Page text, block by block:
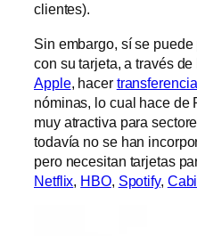
clientes).
Sin embargo, sí se
con su tarjeta, a través
Apple, hacer
nóminas, lo cual hace de
muy atractiva para
todavía no se han
pero necesitan tarjetas
Netflix, HBO, Spotify,